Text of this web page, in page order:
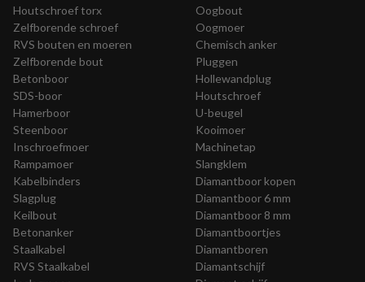
Houtschroef torx
Zelfborende schroef
RVS bouten en moeren
Zelfborende bout
Betonboor
SDS-boor
Hamerboor
Steenboor
Oogbout
Oogmoer
Chemisch anker
Pluggen
Hollewandplug
Houtschroef
U-beugel
Kooimoer
Inschroefmoer
Rampamoer
Kabelbinders
Slagplug
Keilbout
Betonanker
Staalkabel
RVS Staalkabel
Machinetap
Slangklem
Diamantboor kopen
Diamantboor 6 mm
Diamantboor 8 mm
Diamantboortjes
Diamantboren
Diamantschijf